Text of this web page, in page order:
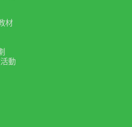
材
動